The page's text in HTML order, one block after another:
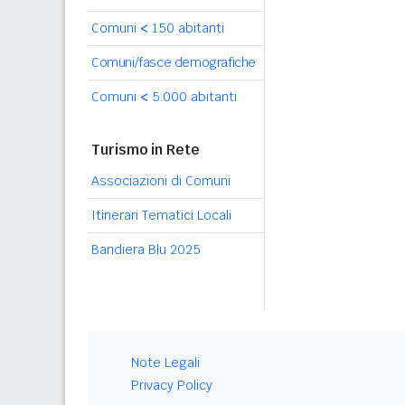
Comuni < 150 abitanti
Comuni/fasce demografiche
Comuni < 5.000 abitanti
Turismo in Rete
Associazioni di Comuni
Itinerari Tematici Locali
Bandiera Blu 2025
Note Legali
Privacy Policy